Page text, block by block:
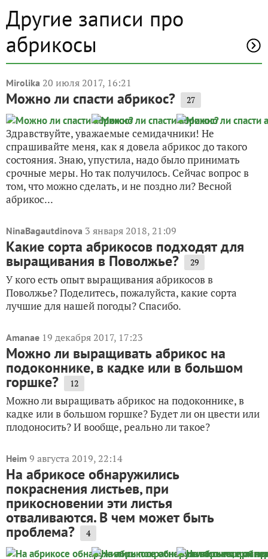
Другие записи про
абрикосы
Mirolika 20 июля 2017, 16:21
Можно ли спасти абрикос? 27
Здравствуйте, уважаемые семидачники! Не
спрашивайте меня, как я довела абрикос до такого
состояния. Знаю, упустила, надо было принимать
срочные меры. Но так получилось. Сейчас вопрос в
том, что можно сделать, и не поздно ли? Весной
абрикос...
NinaBagautdinova 3 января 2018, 21:09
Какие сорта абрикосов подходят для
выращивания в Поволжье? 29
У кого есть опыт выращивания абрикосов в
Поволжье? Поделитесь, пожалуйста, какие сорта
лучшие для нашей погоды? Спасибо.
Amanae 19 декабря 2017, 17:23
Можно ли выращивать абрикос на
подоконнике, в кадке или в большом
горшке? 12
Можно ли выращивать абрикос на подоконнике, в
кадке или в большом горшке? Будет ли он цвести или
плодоносить? И вообще, реально ли такое?
Heim 9 августа 2019, 22:14
На абрикосе обнаружились
покраснения листьев, при
прикосновении эти листья
отваливаются. В чем может быть
проблема? 4